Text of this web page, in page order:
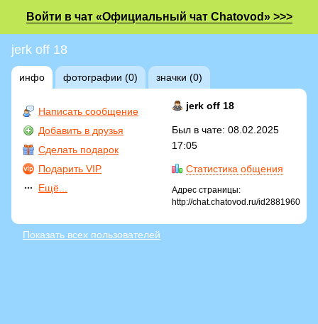
Войти в чат «Официальный чат Chatovod» >>>
jerk off 18
инфо фотографии (0) значки (0)
Написать сообщение
Добавить в друзья
Сделать подарок
Подарить VIP
Ещё...
jerk off 18
Был в чате: 08.02.2025
17:05
Статистика общения
Адрес страницы:
http://chat.chatovod.ru/id2881960
Показать всех пользователей